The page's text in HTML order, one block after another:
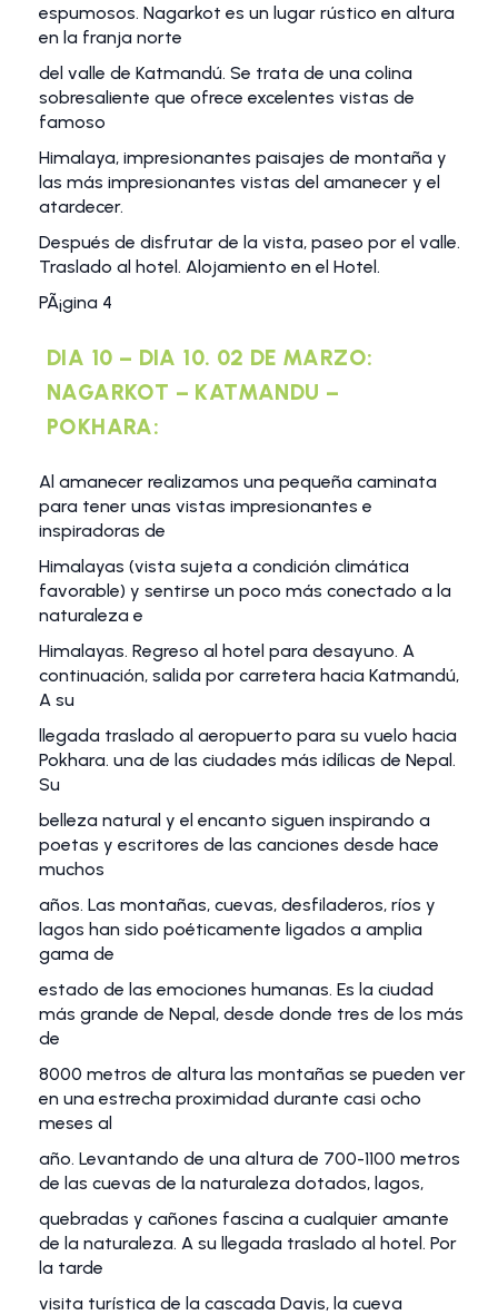
espumosos. Nagarkot es un lugar rústico en altura
en la franja norte
del valle de Katmandú. Se trata de una colina
sobresaliente que ofrece excelentes vistas de
famoso
Himalaya, impresionantes paisajes de montaña y
las más impresionantes vistas del amanecer y el
atardecer.
Después de disfrutar de la vista, paseo por el valle.
Traslado al hotel. Alojamiento en el Hotel.
PÃ¡gina 4
DIA 10 – DIA 10. 02 DE MARZO:
NAGARKOT – KATMANDU –
POKHARA:
Al amanecer realizamos una pequeña caminata
para tener unas vistas impresionantes e
inspiradoras de
Himalayas (vista sujeta a condición climática
favorable) y sentirse un poco más conectado a la
naturaleza e
Himalayas. Regreso al hotel para desayuno. A
continuación, salida por carretera hacia Katmandú,
A su
llegada traslado al aeropuerto para su vuelo hacia
Pokhara. una de las ciudades más idílicas de Nepal.
Su
belleza natural y el encanto siguen inspirando a
poetas y escritores de las canciones desde hace
muchos
años. Las montañas, cuevas, desfiladeros, ríos y
lagos han sido poéticamente ligados a amplia
gama de
estado de las emociones humanas. Es la ciudad
más grande de Nepal, desde donde tres de los más
de
8000 metros de altura las montañas se pueden ver
en una estrecha proximidad durante casi ocho
meses al
año. Levantando de una altura de 700-1100 metros
de las cuevas de la naturaleza dotados, lagos,
quebradas y cañones fascina a cualquier amante
de la naturaleza. A su llegada traslado al hotel. Por
la tarde
visita turística de la cascada Davis, la cueva